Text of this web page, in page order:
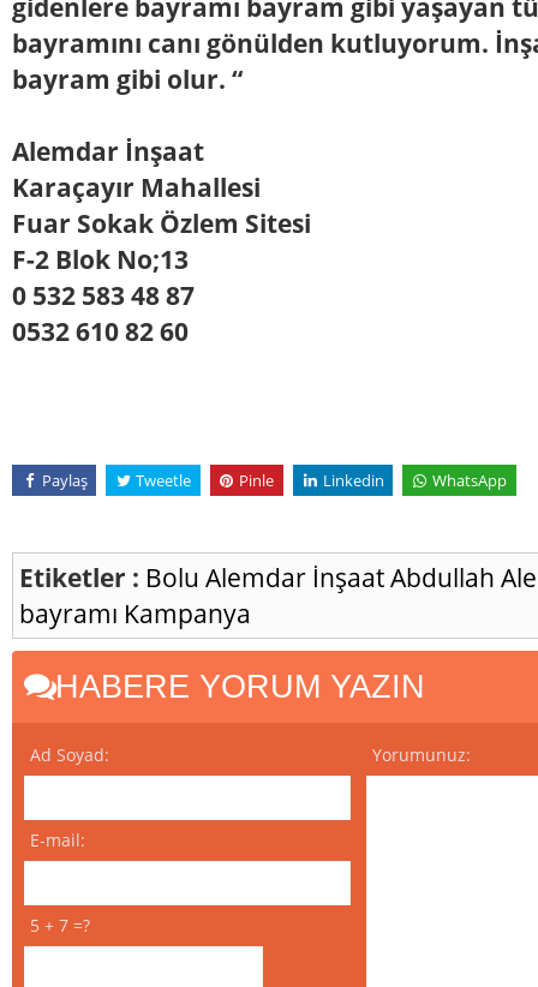
bayramını canı gönülden kutluyorum.
bayram gibi olur. “
Alemdar İnşaat
Karaçayır Mahallesi
Fuar Sokak Özlem Sitesi
F-2 Blok No;13
0 532 583 48 87
0532 610 82 60
Paylaş Tweetle Pinle Linkedin WhatsApp
Etiketler : Bolu Alemdar İnşaatAbdullah
bayramı Kampanya
HABERE YORUM YAZIN
Ad Soyad:
E-mail:
5 + 7 =?
Yorumunuz: